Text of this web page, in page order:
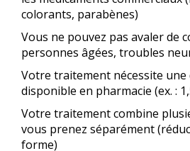
colorants, parabènes)
Vous ne pouvez pas avaler de
personnes âgées, troubles
Votre traitement nécessite une
disponible en pharmacie (ex. :
Votre traitement combine
vous prenez séparément
forme)